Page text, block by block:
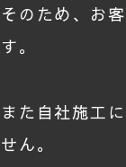
そのため、お
す。
また自社施工
せん。